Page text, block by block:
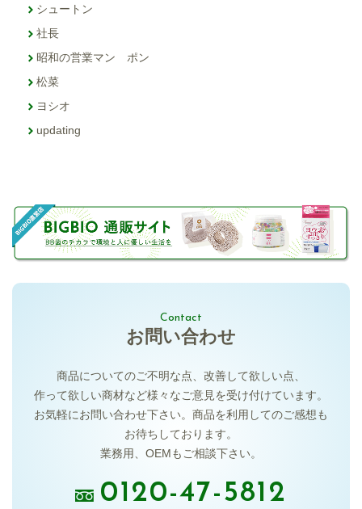
シュートン
社長
昭和の営業マン ポン
松菜
ヨシオ
updating
Contact
お問い合わせ
商品についてのご不明な点、 改善して欲しい点、
作って欲しい商材など様々なご意見を受け付けています。
お気軽にお問い合わせ下さい。 商品を利用してのご感想も
お待ちしております。
業務用、OEMもご相談下さい。
0120-47-5812